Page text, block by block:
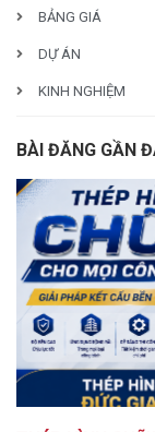
BẢNG GIÁ
DỰ ÁN
KINH NGHIỆM
BÀI ĐĂNG GẦN